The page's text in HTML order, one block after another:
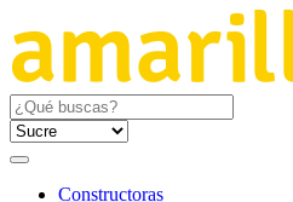
Constructoras